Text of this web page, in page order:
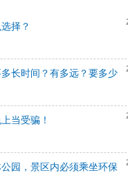
择？
长时间？有多远？要多少
当受骗！
园，景区内必须乘坐环保